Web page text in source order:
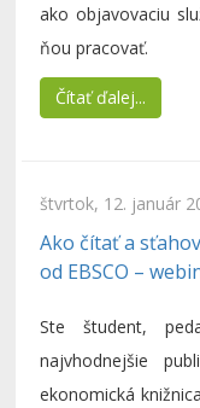
ako objavovaciu
ňou pracovať.
Čítať ďalej...
štvrtok, 12. január
Ako čítať a
od EBSCO –
Ste študent,
najvhodnejšie
ekonomická